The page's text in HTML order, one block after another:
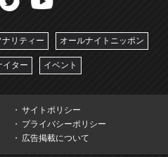
リティー オールナイトニッポン
イター イベント
サイトポリシー
プライバシーポリシー
広告掲載について